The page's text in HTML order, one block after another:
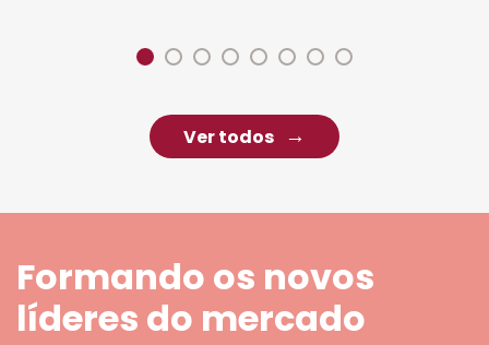
Ver todos
Formando os novos
líderes do mercado